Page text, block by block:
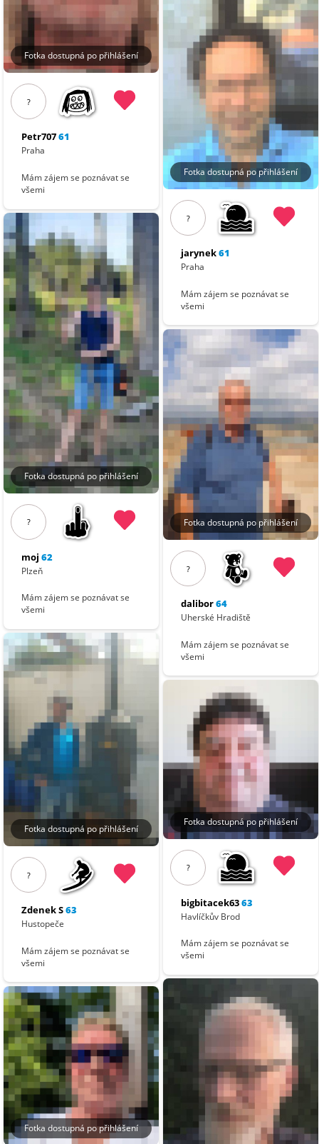
Fotka dostupná po přihlášení
?
Petr70761
Praha
Mám zájem se poznávat se
všemi
Fotka dostupná po přihlášení
?
moj 62
Plzeň
Mám zájem se poznávat se
všemi
Fotka dostupná po přihlášení
?
Zdenek S63
Hustopeče
Mám zájem se poznávat se
všemi
Fotka dostupná po přihlášení
Fotka dostupná po přihlášení
?
jarynek61
Praha
Mám zájem se poznávat se
všemi
Fotka dostupná po přihlášení
?
dalibor64
Uherské Hradiště
Mám zájem se poznávat se
všemi
Fotka dostupná po přihlášení
?
bigbitacek6363
Havlíčkův Brod
Mám zájem se poznávat se
všemi